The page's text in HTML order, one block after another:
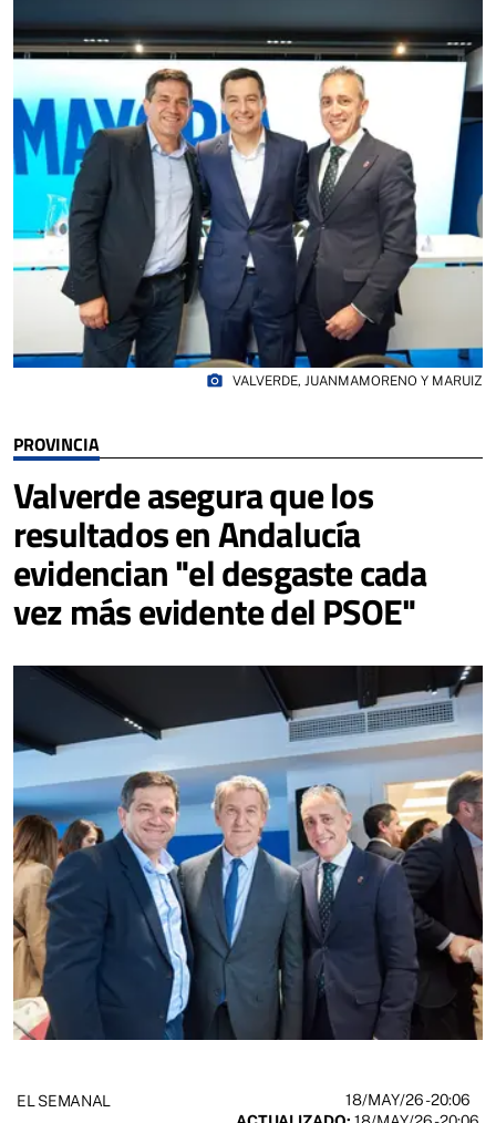
PROVINCIA
Valverde asegura que los
resultados en Andalucía
evidencian "el desgaste cada
vez más evidente del PSOE"
photo_camera VALVERDE, JUANMAMORENO Y MARUIZ
EL SEMANAL 18/MAY/26- 20:06